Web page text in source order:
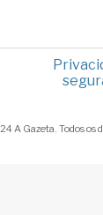
A Gazeta. Todos os